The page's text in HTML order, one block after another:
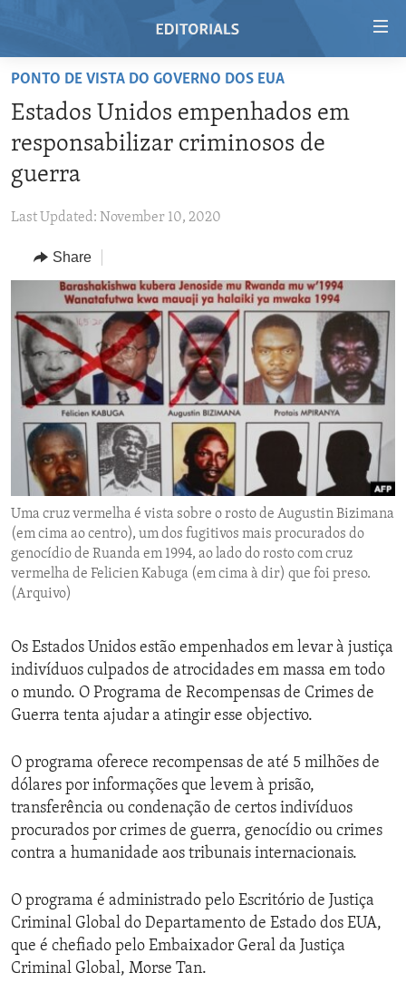
Skip
main
content
to
main
Navigation
to
RADIO
AFRICA
AMERICAS
ASIA
EUROPE
MIDDLE EAST
TOPICS
HUMAN RIGHTS
SECURITY AND DEFENSE
AID AND DEVELOPMENT
DEMOCRACY AND GOVERNANCE
ECONOMY AND TRADE
ENVIRONMENT AND HEALTH
IDEALS AND INSTITUTIONS
ARCHIVE
ABOUT US
FOLLOW US
PONTO DE VISTA DO GOVERNO DOS EUA
Estados Unidos empenhados em
responsabilizar criminosos de
guerra
Last Updated: November 10, 2020
Share
Uma cruz vermelha é vista sobre o rosto de Augustin Bizimana
(em cima ao centro), um dos fugitivos mais procurados do
genocídio de Ruanda em 1994, ao lado do rosto com cruz
vermelha de Felicien Kabuga (em cima à dir) que foi preso.
(Arquivo)
Os Estados Unidos estão empenhados em levar à justiça
indivíduos culpados de atrocidades em massa em todo
o mundo. O Programa de Recompensas de Crimes de
Guerra tenta ajudar a atingir esse objectivo.
O programa oferece recompensas de até 5 milhões de
dólares por informações que levem à prisão,
transferência ou condenação de certos indivíduos
procurados por crimes de guerra, genocídio ou crimes
contra a humanidade aos tribunais internacionais.
O programa é administrado pelo Escritório de Justiça
Criminal Global do Departamento de Estado dos EUA,
que é chefiado pelo Embaixador Geral da Justiça
Criminal Global, Morse Tan.